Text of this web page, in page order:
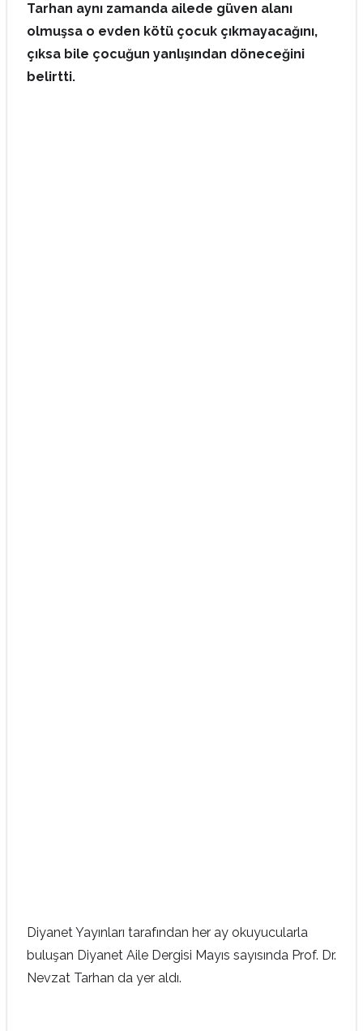
Tarhan aynı zamanda ailede güven alanı
olmuşsa o evden kötü çocuk çıkmayacağını,
çıksa bile çocuğun yanlışından döneceğini
belirtti.
Diyanet Yayınları tarafından her ay okuyucularla
buluşan Diyanet Aile Dergisi Mayıs sayısında Prof. Dr.
Nevzat Tarhan da yer aldı.